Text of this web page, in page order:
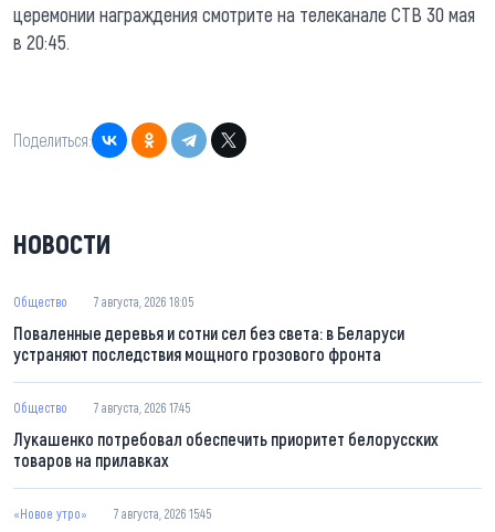
церемонии награждения смотрите на телеканале СТВ 30 мая
в 20:45.
Поделиться:
НОВОСТИ
Общество 7 августа, 2026 18:05
Поваленные деревья и сотни сел без света: в Беларуси
устраняют последствия мощного грозового фронта
Общество 7 августа, 2026 17:45
Лукашенко потребовал обеспечить приоритет белорусских
товаров на прилавках
«Новое утро» 7 августа, 2026 15:45